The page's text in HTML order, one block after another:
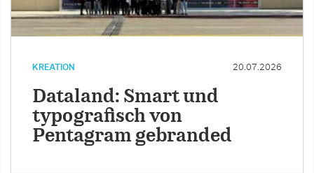
KREATION 20.07.2026
Dataland: Smart und
typografisch von
Pentagram gebranded